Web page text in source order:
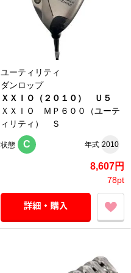
ユーティリティ
ダンロップ
ＸＸＩＯ（２０１０） Ｕ５
ＸＸＩＯ ＭＰ６００（ユーテ
ィリティ） Ｓ
状態 C 年式 2010
8,607円
78pt